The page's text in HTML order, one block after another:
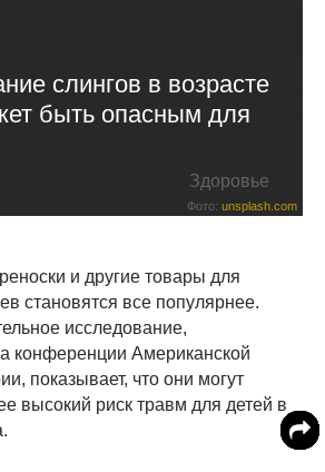
слингов в возрасте
быть опасным для
Здоровье
Фото: unsplash.com
и другие товары для
становятся все популярнее.
исследование,
конференции Американской
показывает, что они могут
высокий риск травм для детей в